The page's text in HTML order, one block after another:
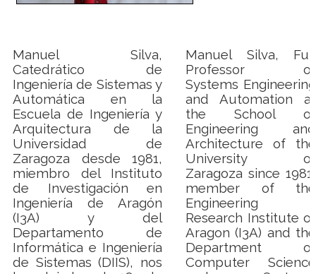
Manuel Silva,
Catedrático de
Ingeniería de Sistemas y
Automática en la
Escuela de Ingeniería y
Arquitectura de la
Universidad de
Zaragoza desde 1981,
miembro del Instituto
de Investigación en
Ingeniería de Aragón
(I3A) y del
Departamento de
Informática e Ingeniería
de Sistemas (DIIS), nos
Manuel Silva, Full
Professor of
Systems Engineering
and Automation at
the School of
Engineering and
Architecture of the
University of
Zaragoza since 1981,
member of the
Engineering
Research Institute of
Aragon (I3A) and the
Department of
Computer Science